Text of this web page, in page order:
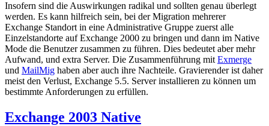
Insofern sind die Auswirkungen radikal und sollten genau überlegt
werden. Es kann hilfreich sein, bei der Migration mehrerer
Exchange Standort in eine Administrative Gruppe zuerst alle
Einzelstandorte auf Exchange 2000 zu bringen und dann im Native
Mode die Benutzer zusammen zu führen. Dies bedeutet aber mehr
Aufwand, und extra Server. Die Zusammenführung mitExmerge
und MailMig haben aber auch ihre Nachteile. Gravierender ist daher
meist den Verlust, Exchange 5.5. Server installieren zu können um
bestimmte Anforderungen zu erfüllen.
Exchange 2003 Native